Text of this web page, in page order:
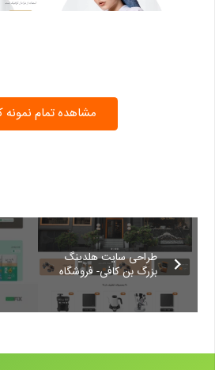
مشاهده تمام نمونه
طراحی سایت هلدینگ
بزرگ بن کافی- فروشگاه